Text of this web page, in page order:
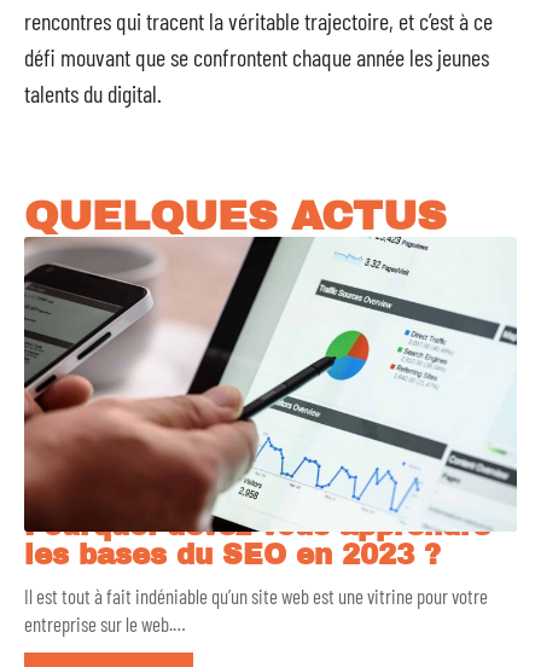
rencontres qui tracent la véritable trajectoire, et c’est à ce
défi mouvant que se confrontent chaque année les jeunes
talents du digital.
QUELQUES ACTUS
Pourquoi devez-vous apprendre
les bases du SEO en 2023 ?
Il est tout à fait indéniable qu’un site web est une vitrine pour votre
entreprise sur le web.…